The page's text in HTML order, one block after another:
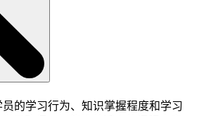
的学习行为、知识掌握程度和学习